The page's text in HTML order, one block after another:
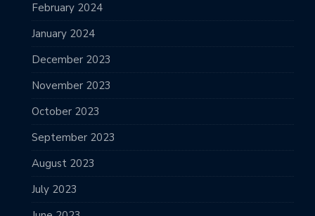
February 2024
January 2024
December 2023
November 2023
October 2023
September 2023
August 2023
July 2023